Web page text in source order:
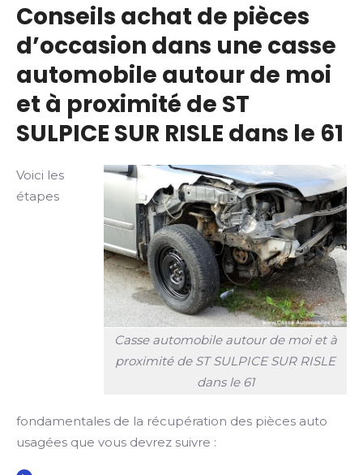
Conseils achat de pièces
d’occasion dans une casse
automobile autour de moi
et à proximité de ST
SULPICE SUR RISLE dans le 61
Casse automobile autour de moi et à
proximité de ST SULPICE SUR RISLE
dans le 61
Voici les
étapes
fondamentales de la récupération des pièces auto
usagées que vous devrez suivre :